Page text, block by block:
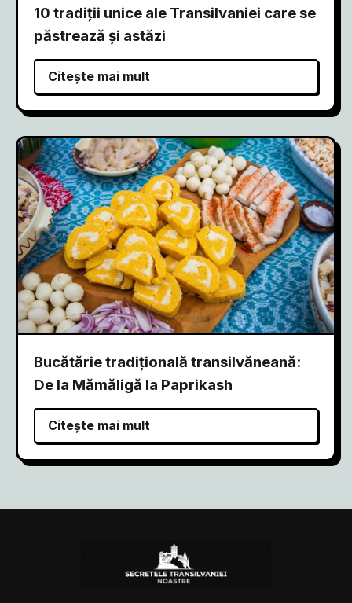
10 tradiții unice ale Transilvaniei care se
păstrează și astăzi
Citește mai mult
Bucătărie tradițională transilvăneană:
De la Mămăligă la Paprikash
Citește mai mult